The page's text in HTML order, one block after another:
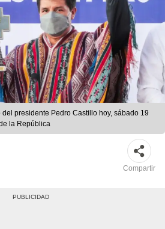
presidente Pedro Castillo hoy, sábado 19
la República
Compartir